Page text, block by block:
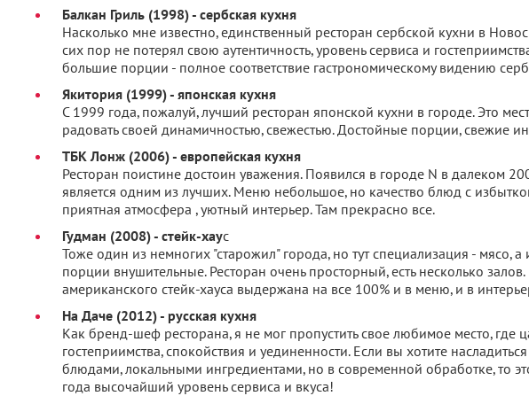
Балкан Гриль (1998) - сербская кухня
Насколько мне известно, единственный ресторан сербской кухни в
сих пор не потерял свою аутентичность, уровень сервиса и
большие порции - полное соответствие гастрономическому видению
Якитория (1999) - японская кухня
С 1999 года, пожалуй, лучший ресторан японской кухни в городе. Это
радовать своей динамичностью, свежестью. Достойные порции, свежие
ТБК Лонж (2006) - европейская кухня
Ресторан поистине достоин уважения. Появился в городе N в далеком
является одним из лучших. Меню небольшое, но качество блюд с
приятная атмосфера , уютный интерьер. Там прекрасно все.
Гудман (2008) - стейк-хаус
Тоже один из немногих "старожил" города, но тут специализация - мясо,
порции внушительные. Ресторан очень просторный, есть несколько
американского стейк-хауса выдержана на все 100% и в меню, и в
На Даче (2012) - русская кухня
Как бренд-шеф ресторана, я не мог пропустить свое любимое место, где
гостеприимства, спокойствия и уединенности. Если вы хотите
блюдами, локальными ингредиентами, но в современной обработке, то
года высочайший уровень сервиса и вкуса!